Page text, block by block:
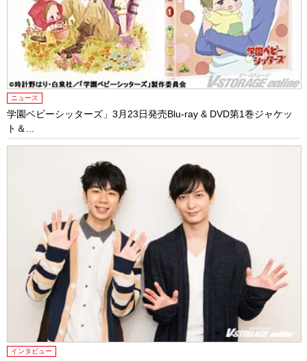
ニュース
学園ベビーシッターズ」3月23日発売Blu-ray & DVD第1巻ジャケッ
ト＆...
インタビュー